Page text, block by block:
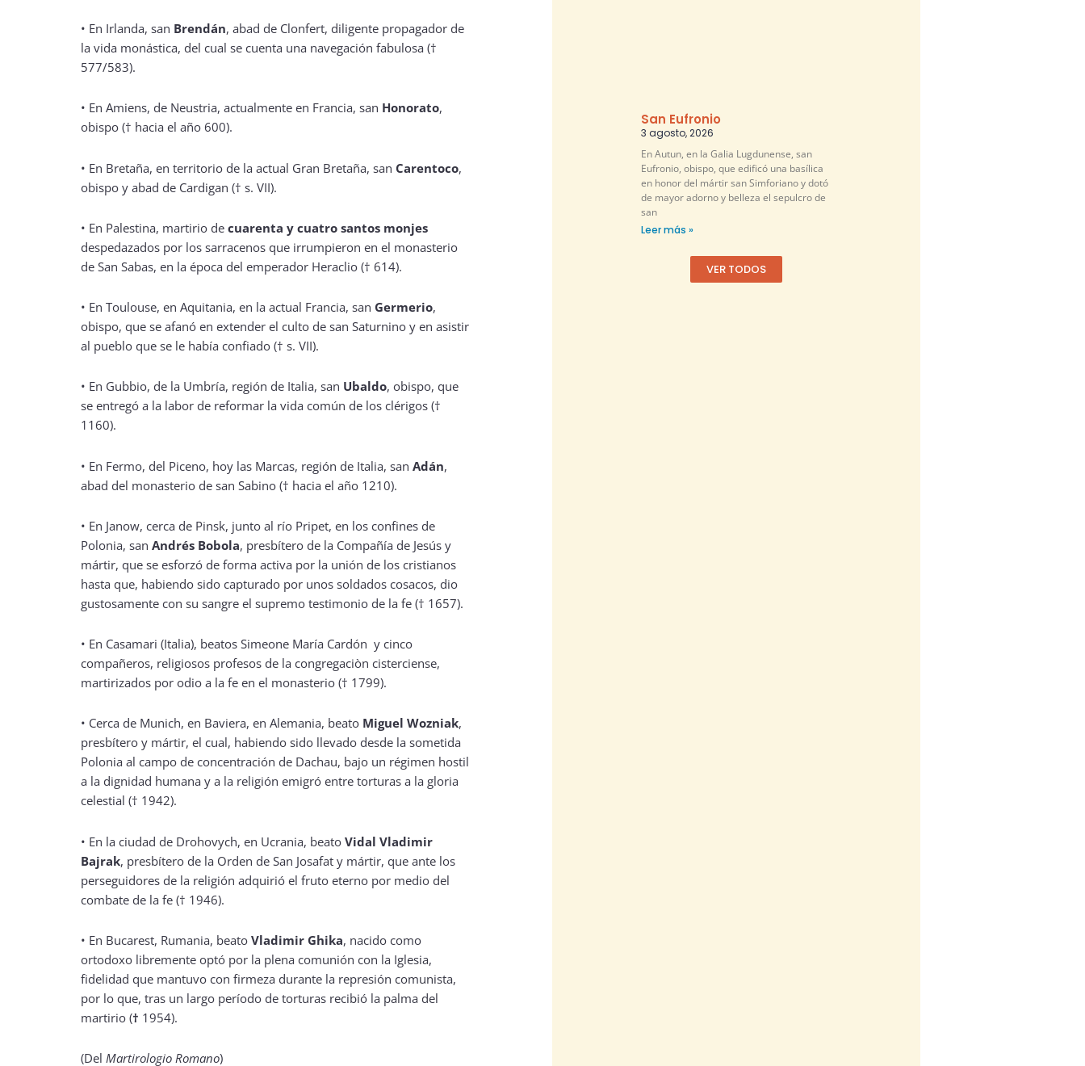
• En Irlanda, san Brendán, abad de Clonfert, diligente propagador de
la vida monástica, del cual se cuenta una navegación fabulosa (†
577/583).
• En Amiens, de Neustria, actualmente en Francia, san Honorato,
obispo († hacia el año 600).
• En Bretaña, en territorio de la actual Gran Bretaña, san Carentoco,
obispo y abad de Cardigan († s. VII).
• En Palestina, martirio de cuarenta y cuatro santos monjes
despedazados por los sarracenos que irrumpieron en el monasterio
de San Sabas, en la época del emperador Heraclio († 614).
• En Toulouse, en Aquitania, en la actual Francia, san Germerio,
obispo, que se afanó en extender el culto de san Saturnino y en asistir
al pueblo que se le había confiado († s. VII).
• En Gubbio, de la Umbría, región de Italia, san Ubaldo, obispo, que
se entregó a la labor de reformar la vida común de los clérigos (†
1160).
• En Fermo, del Piceno, hoy las Marcas, región de Italia, san Adán,
abad del monasterio de san Sabino († hacia el año 1210).
• En Janow, cerca de Pinsk, junto al río Pripet, en los confines de
Polonia, san Andrés Bobola, presbítero de la Compañía de Jesús y
mártir, que se esforzó de forma activa por la unión de los cristianos
hasta que, habiendo sido capturado por unos soldados cosacos, dio
gustosamente con su sangre el supremo testimonio de la fe († 1657).
• En Casamari (Italia), beatos Simeone María Cardón y cinco
compañeros, religiosos profesos de la congregaciòn cisterciense,
martirizados por odio a la fe en el monasterio († 1799).
• Cerca de Munich, en Baviera, en Alemania, beato Miguel Wozniak,
presbítero y mártir, el cual, habiendo sido llevado desde la sometida
Polonia al campo de concentración de Dachau, bajo un régimen hostil
a la dignidad humana y a la religión emigró entre torturas a la gloria
celestial († 1942).
• En la ciudad de Drohovych, en Ucrania, beato Vidal Vladimir
Bajrak, presbítero de la Orden de San Josafat y mártir, que ante los
perseguidores de la religión adquirió el fruto eterno por medio del
combate de la fe († 1946).
• En Bucarest, Rumania, beato Vladimir Ghika, nacido como
ortodoxo libremente optó por la plena comunión con la Iglesia,
fidelidad que mantuvo con firmeza durante la represión comunista,
por lo que, tras un largo período de torturas recibió la palma del
martirio († 1954).
(Del Martirologio Romano)
San Eufronio
3 agosto, 2026
En Autun, en la Galia Lugdunense, san
Eufronio, obispo, que edificó una basílica
en honor del mártir san Simforiano y dotó
de mayor adorno y belleza el sepulcro de
san
Leer más »
VER TODOS